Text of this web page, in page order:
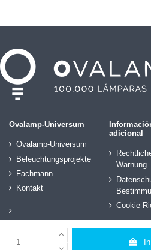
Ovalamp-Universum
Ovalamp-Universum
Beleuchtungsprojekte
Fachmann
Kontakt
adicional
Warnung
Cookie-